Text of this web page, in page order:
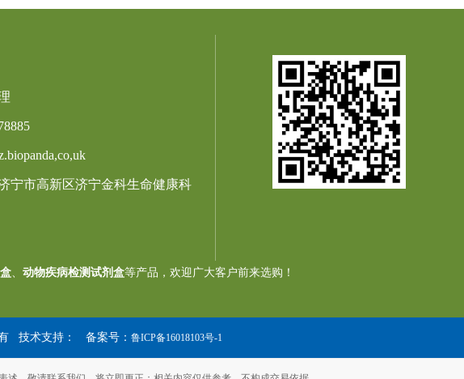
宁市高新区济宁金科生命健康科
、 动物疾病检测试剂盒等产品，欢迎广大客户前来选购！
技术支持： 备案号： 鲁ICP备16018103号-1